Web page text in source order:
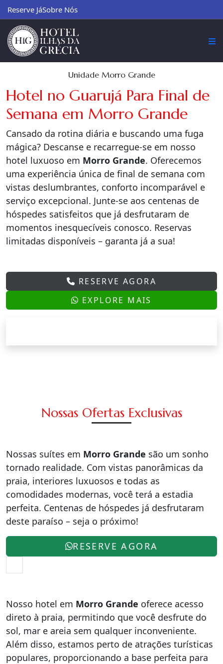
Reserve JáSobre Nós
Unidade Morro Grande
Hotel no Guarujá Para Final de
Semana em Morro Grande
Cansado da rotina diária e buscando uma fuga
mágica? Descanse e recarregue-se em nosso
hotel luxuoso em Morro Grande. Oferecemos
uma experiência única de final de semana com
vistas deslumbrantes, conforto incomparável e
serviço excepcional. Junte-se aos centenas de
hóspedes satisfeitos que já desfrutaram de
momentos inesquecíveis conosco. Reservas
limitadas disponíveis – garanta já a sua!
RESERVE AGORA
EXPLORE MAIS
Nossas Ofertas Exclusivas
Nossas suítes em Morro Grande são um sonho
tornado realidade. Com vistas panorâmicas da
praia, interiores luxuosos e todas as
comodidades modernas, você terá a estadia
perfeita. Centenas de hóspedes já desfrutaram
deste paraíso – seja o próximo!
RESERVE AGORA
Nosso hotel em Morro Grande oferece acesso
direto à praia, permitindo que você desfrute do
sol, mar e areia sem qualquer inconveniente.
Além disso, estamos perto de atrações turísticas
populares, proporcionando a base perfeita para